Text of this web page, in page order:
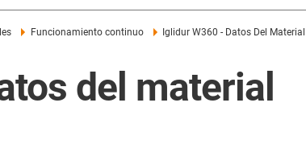
Funcionamiento continuo Iglidur W360 - Datos Del Material
del material